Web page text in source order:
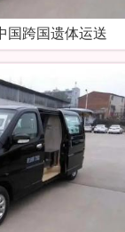
国跨国遗体运送